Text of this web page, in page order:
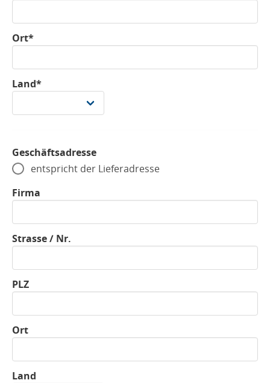
Ort*
Land*
Geschäftsadresse
entspricht der Lieferadresse
Firma
Strasse / Nr.
PLZ
Ort
Land